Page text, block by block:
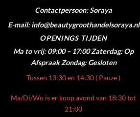
Contactpersoon: Soraya
E-mail: info@beautygroothandelsoraya.nl
OPENINGS TIJDEN
Ma to vrij: 09:00 – 17:00 Zaterdag: Op
Afspraak Zondag: Gesloten
Tussen 13:30 en 14:30 ( Pauze )
Ma/Di/Wo is er koop avond van 18:30 tot
21:00